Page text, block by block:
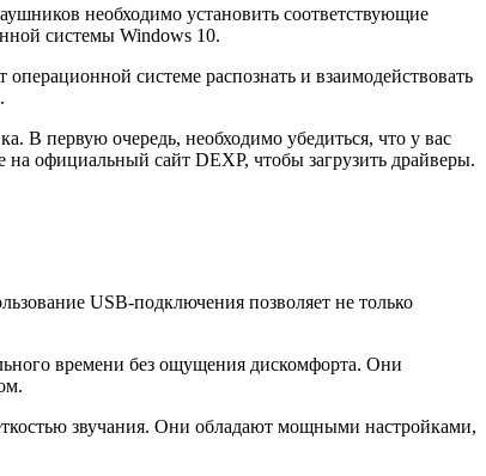
необходимо установить соответствующие
системы Windows 10.
системе распознать и взаимодействовать
В первую очередь, необходимо убедиться, что у вас
официальный сайт DEXP, чтобы загрузить драйверы.
USB-подключения позволяет не только
времени без ощущения дискомфорта. Они
звучания. Они обладают мощными настройками,